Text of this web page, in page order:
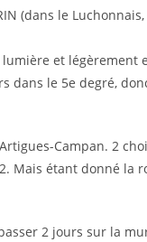
(dans le
et
dans le 5e degré,
Campan. 2
Mais étant donné la
2 jours sur la